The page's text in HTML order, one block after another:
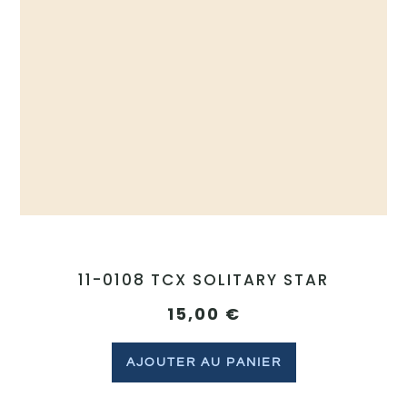
11-0108 TCX SOLITARY STAR
15,00 €
AJOUTER AU PANIER